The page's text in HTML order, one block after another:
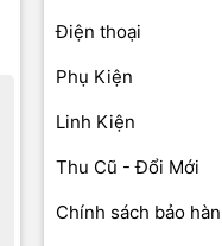
Điện thoại
Phụ Kiện
Linh Kiện
Thu Cũ - Đổi Mới
Chính sách bảo